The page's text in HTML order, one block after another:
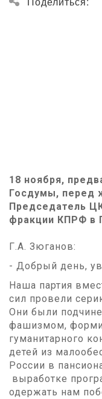
18 ноября,
Госдумы, перед
Председатель
фракции КПРФ в
Г.А. Зюганов:
- Добрый день,
Наша партия
сил провели
Они были
фашизмом,
гуманитарного
детей из
России в
выработке
одержать нам